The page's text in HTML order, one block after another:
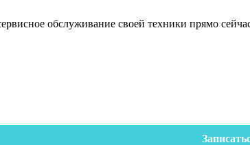
обслуживание своей техники прямо